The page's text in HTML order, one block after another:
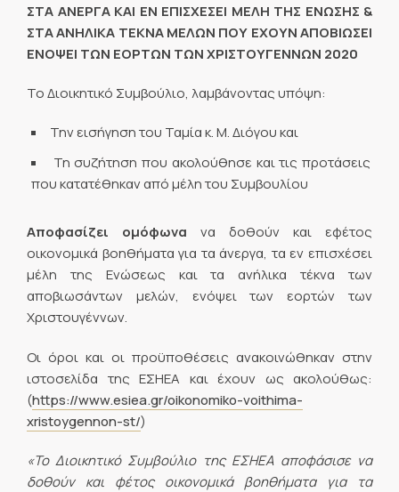
ΣΤΑ ΑΝΕΡΓΑ ΚΑΙ ΕΝ ΕΠΙΣΧΕΣΕΙ ΜΕΛΗ ΤΗΣ ΕΝΩΣΗΣ &
ΣΤΑ ΑΝΗΛΙΚΑ ΤΕΚΝΑ ΜΕΛΩΝ ΠΟΥ ΕΧΟΥΝ ΑΠΟΒΙΩΣΕΙ
ΕΝΟΨΕΙ ΤΩΝ ΕΟΡΤΩΝ ΤΩΝ ΧΡΙΣΤΟΥΓΕΝΝΩΝ 2020
Το Διοικητικό Συμβούλιο, λαμβάνοντας υπόψη:
Την εισήγηση του Ταμία κ. Μ. Διόγου και
Τη συζήτηση που ακολούθησε και τις προτάσεις
που κατατέθηκαν από μέλη του Συμβουλίου
Αποφασίζει ομόφωνα να δοθούν και εφέτος
οικονομικά βοηθήματα για τα άνεργα, τα εν επισχέσει
μέλη της Ενώσεως και τα ανήλικα τέκνα των
αποβιωσάντων μελών, ενόψει των εορτών των
Χριστουγέννων.
Οι όροι και οι προϋποθέσεις ανακοινώθηκαν στην
ιστοσελίδα της ΕΣΗΕΑ και έχουν ως ακολούθως:
(https://www.esiea.gr/oikonomiko-voithima-
xristoygennon-st/)
«Το Διοικητικό Συμβούλιο της ΕΣΗΕΑ αποφάσισε να
δοθούν και φέτος οικονομικά βοηθήματα για τα